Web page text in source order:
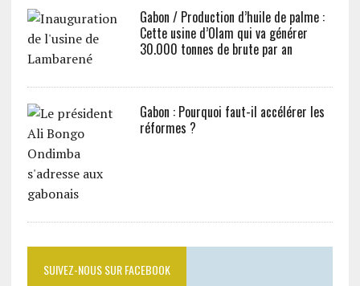
Gabon / Production d’huile de palme :
Cette usine d’Olam qui va générer
30.000 tonnes de brute par an
Gabon : Pourquoi faut-il accélérer les
réformes ?
SUIVEZ-NOUS SUR FACEBOOK